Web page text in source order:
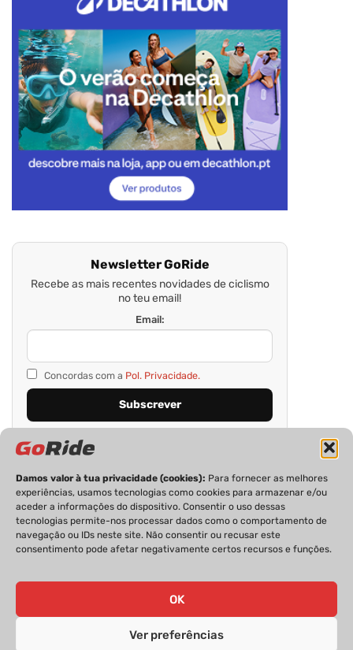
Damos valor à tua privacidade (cookies): Para fornecer as melhores
experiências, usamos tecnologias como cookies para armazenar e/ou
aceder a informações do dispositivo. Consentir o uso dessas
tecnologias permite-nos processar dados como o comportamento de
navegação ou IDs neste site. Não consentir ou recusar este
consentimento pode afetar negativamente certos recursos e funções.
OK
Ver preferências
Newsletter GoRide
Recebe as mais recentes novidades de ciclismo
no teu email!
Email:
Concordas com a Pol. Privacidade.
PRIVACIDADE FICHA TÉCNICA
ESTATUTO EDITORIAL